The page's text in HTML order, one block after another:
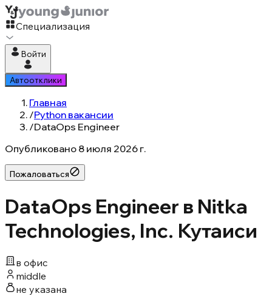
Специализация
Войти
Автоотклики
Главная
/Python вакансии
/DataOps Engineer
Опубликовано 8 июля 2026 г.
Пожаловаться
DataOps Engineer в Nitka
Technologies, Inc. Кутаиси
в офис
middle
не указана